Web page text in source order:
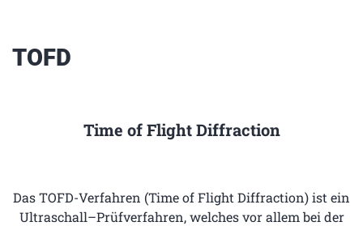
TOFD
Time of Flight Diffraction
Das TOFD-Verfahren (Time of Flight Diffraction) ist ein
Ultraschall–Prüfverfahren, welches vor allem bei der